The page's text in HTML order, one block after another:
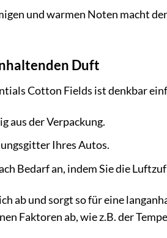
und warmen Noten macht
Duft
Cotton Fields ist denkbar
aus der Verpackung.
Ihres Autos.
Bedarf an, indem Sie die
ab und sorgt so für eine
Faktoren ab, wie z.B. der